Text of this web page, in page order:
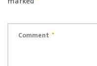
Comment *